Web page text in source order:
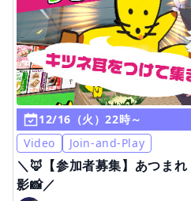
12/16（火）22時～
Video
Join-and-Play
＼🦊【参加者募集】あつま
影📸／